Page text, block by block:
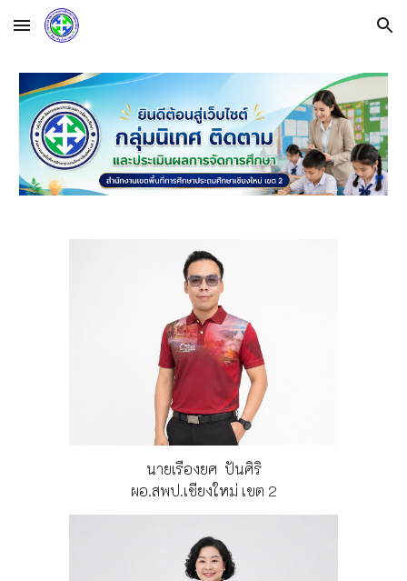
Skip to main content Skip to navigation
นายเรืองยศ ปันศิริ
ผอ.สพป.เชียงใหม่ เขต 2